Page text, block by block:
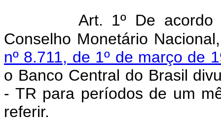
Art. 1º De acordo
Conselho Monetário
nº 8.711, de 1º de março de
o Banco Central do Brasil
- TR para períodos de um
referir.